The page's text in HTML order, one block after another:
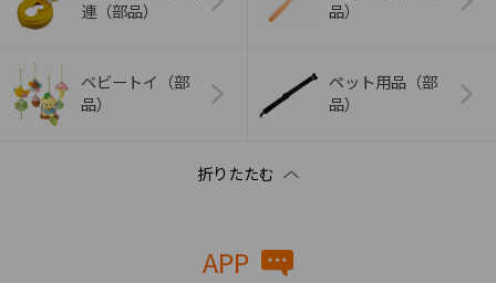
連（部品）
品）
ベビートイ（部
品）
ペット用品（部
品）
APP